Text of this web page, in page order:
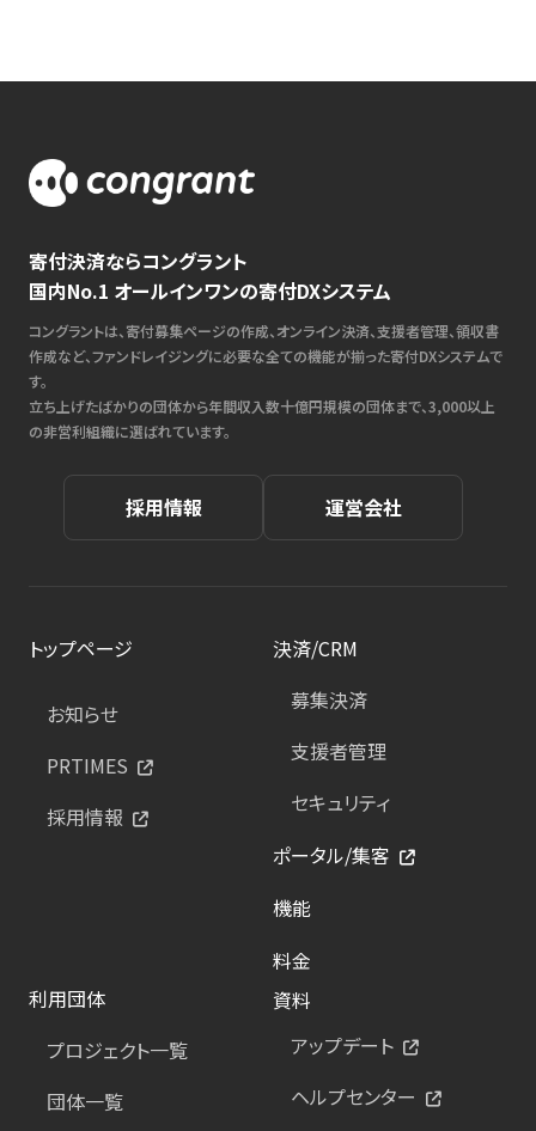
寄付決済ならコングラント
国内No.1 オールインワンの寄付DXシステム
コングラントは、寄付募集ページの作成、オンライン決済、支援者管理、領収書
作成など、ファンドレイジングに必要な全ての機能が揃った寄付DXシステムで
す。
立ち上げたばかりの団体から年間収入数十億円規模の団体まで、3,000以上
の非営利組織に選ばれています。
採用情報 運営会社
トップページ
お知らせ
PRTIMES
採用情報
決済/CRM
募集決済
支援者管理
セキュリティ
ポータル/集客
機能
料金
利用団体
プロジェクト一覧
団体一覧
資料
アップデート
ヘルプセンター